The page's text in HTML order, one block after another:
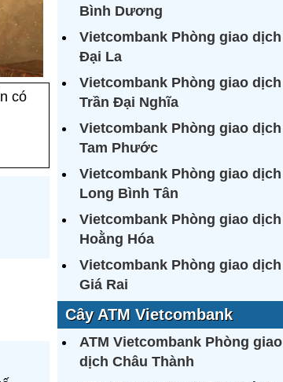
có
Bình Dương
Vietcombank Phòng giao dịch
Đại La
Vietcombank Phòng giao dịch
Trần Đại Nghĩa
Vietcombank Phòng giao dịch
Tam Phước
Vietcombank Phòng giao dịch
Long Bình Tân
Vietcombank Phòng giao dịch
Hoằng Hóa
Vietcombank Phòng giao dịch
Giá Rai
Cây ATM Vietcombank
ATM Vietcombank Phòng giao
dịch Châu Thành